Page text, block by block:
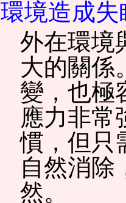
環境造成失
外在環境
大的關係
變，也極
應力非常
慣，但只
自然消除
然。